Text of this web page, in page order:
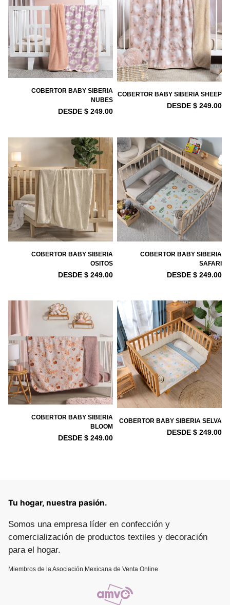
COBERTOR BABY SIBERIA
NUBES
DESDE $ 249.00
COBERTOR BABY SIBERIA SHEEP
DESDE $ 249.00
COBERTOR BABY SIBERIA
OSITOS
DESDE $ 249.00
COBERTOR BABY SIBERIA
SAFARI
DESDE $ 249.00
COBERTOR BABY SIBERIA
BLOOM
DESDE $ 249.00
COBERTOR BABY SIBERIA SELVA
DESDE $ 249.00
Tu hogar, nuestra pasión.
Somos una empresa líder en confección y
comercialización de productos textiles y decoración
para el hogar.
Miembros de la Asociación Mexicana de Venta Online